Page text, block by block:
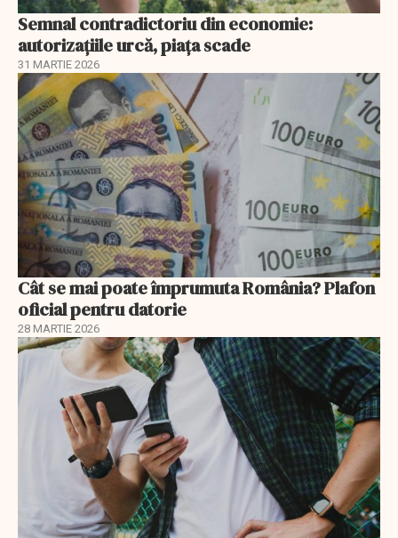
Semnal contradictoriu din economie:
autorizațiile urcă, piața scade
31 MARTIE 2026
Cât se mai poate împrumuta România? Plafon
oficial pentru datorie
28 MARTIE 2026